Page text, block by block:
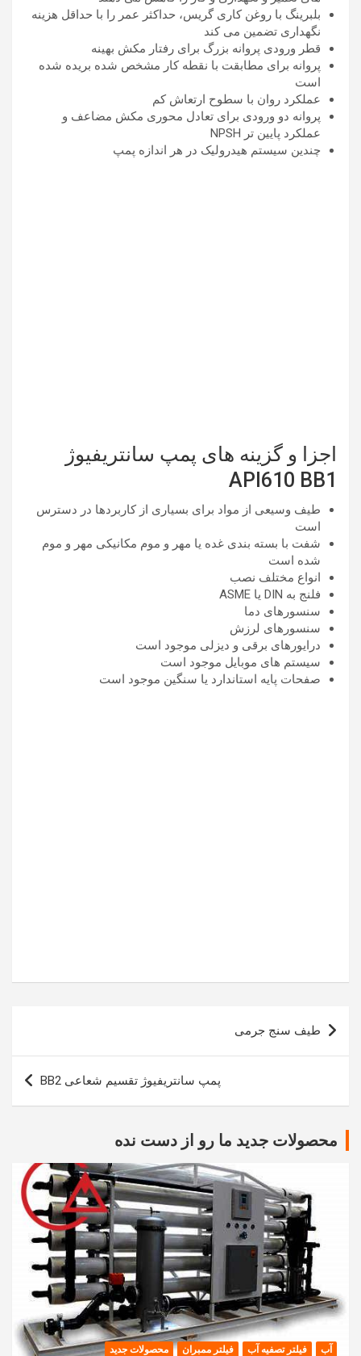
بلبرینگ با روغن کاری گریس، حداکثر عمر را با حداقل هزینه
نگهداری تضمین می کند
قطر ورودی پروانه بزرگ برای رفتار مکش بهینه
پروانه برای مطابقت با نقطه کار مشخص شده بریده شده
است
عملکرد روان با سطوح ارتعاش کم
پروانه دو ورودی برای تعادل محوری مکش مضاعف و
عملکرد پایین تر NPSH
چندین سیستم هیدرولیک در هر اندازه پمپ
اجزا و گزینه های پمپ سانتریفیوژ
API610 BB1
طیف وسیعی از مواد برای بسیاری از کاربردها در دسترس
است
شفت با بسته بندی غده یا مهر و موم مکانیکی مهر و موم
شده است
انواع مختلف نصب
فلنج به DIN یا ASME
سنسورهای دما
سنسورهای لرزش
درایورهای برقی و دیزلی موجود است
سیستم های موبایل موجود است
صفحات پایه استاندارد یا سنگین موجود است
راهبری
نوشته
طیف سنج جرمی
پمپ سانتریفیوژ تقسیم شعاعی BB2
محصولات جدید ما رو از دست نده
آب فیلتر تصفیه آب فیلتر ممبران محصولات جدید